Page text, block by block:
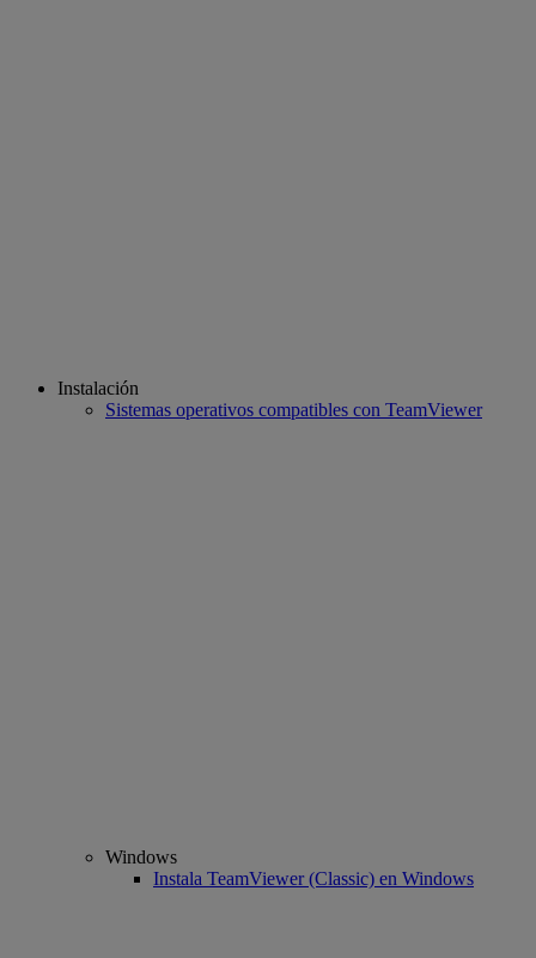
Instalación
Sistemas operativos compatibles con TeamViewer
Windows
Instala TeamViewer (Classic) en Windows